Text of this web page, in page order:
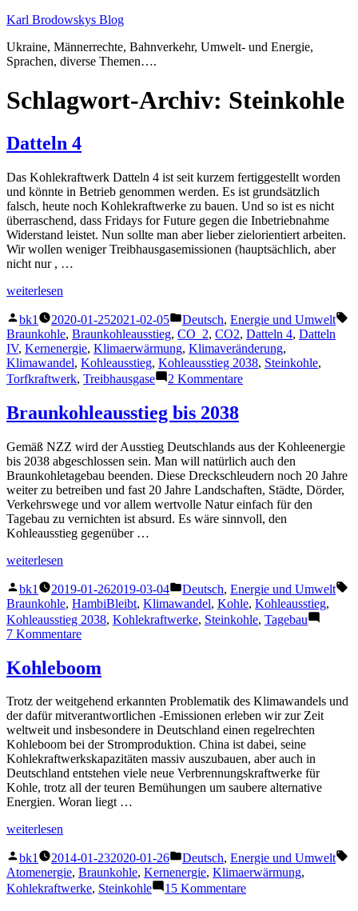
Zum
springen
Karl Brodowskys Blog
Ukraine, Männerrechte, Bahnverkehr, Umwelt- und Energie,
Sprachen, diverse Themen….
Schlagwort-Archiv: Steinkohle
Datteln 4
Das Kohlekraftwerk Datteln 4 ist seit kurzem fertiggestellt worden
und könnte in Betrieb genommen werden. Es ist grundsätzlich
falsch, heute noch Kohlekraftwerke zu bauen. Und so ist es nicht
überraschend, dass Fridays for Future gegen die Inbetriebnahme
Widerstand leistet. Nun sollte man aber lieber zielorientiert arbeiten.
Wir wollen weniger Treibhausgasemissionen (hauptsächlich, aber
nicht nur , …
„Datteln
weiterlesen
Veröffentlicht
von
bk1 2020-01-252021-02-05
Veröffentlicht
unter
Deutsch, Energie und Umwelt
Braunkohle, Braunkohleausstieg, CO_2, CO2, Datteln 4, Datteln
IV, Kernenergie, Klimaerwärmung, Klimaveränderung,
Klimawandel, Kohleausstieg, Kohleausstieg 2038, Steinkohle,
Torfkraftwerk, Treibhausgase 2 Kommentarezu
Braunkohleausstieg bis 2038
Gemäß NZZ wird der Ausstieg Deutschlands aus der Kohleenergie
bis 2038 abgeschlossen sein. Man will natürlich auch den
Braunkohletagebau beenden. Diese Dreckschleudern noch 20 Jahre
weiter zu betreiben und fast 20 Jahre Landschaften, Städte, Dörder,
Verkehrswege und vor allem wertvolle Natur einfach für den
Tagebau zu vernichten ist absurd. Es wäre sinnvoll, den
Kohleausstieg gegenüber …
„Braunkohleausstieg
2038“
weiterlesen
Veröffentlicht
von
bk1 2019-01-262019-03-04
Veröffentlicht
unter
Deutsch, Energie und Umwelt
Braunkohle, HambiBleibt, Klimawandel, Kohle, Kohleausstieg,
Kohleausstieg 2038, Kohlekraftwerke, Steinkohle, Tagebau
7 Kommentarezu
2038
Kohleboom
Trotz der weitgehend erkannten Problematik des Klimawandels und
der dafür mitverantwortlichen -Emissionen erleben wir zur Zeit
weltweit und insbesondere in Deutschland einen regelrechten
Kohleboom bei der Stromproduktion. China ist dabei, seine
Kohlekraftwerkskapazitäten massiv auszubauen, aber auch in
Deutschland entstehen viele neue Verbrennungskraftwerke für
Kohle, trotz all der teuren Bemühungen um saubere alternative
Energien. Woran liegt …
„Kohleboom“
weiterlesen
Veröffentlicht
von
bk1 2014-01-232020-01-26
Veröffentlicht
unter
Deutsch, Energie und Umwelt
Atomenergie, Braunkohle, Kernenergie, Klimaerwärmung,
Kohlekraftwerke, Steinkohle 15 Kommentarezu